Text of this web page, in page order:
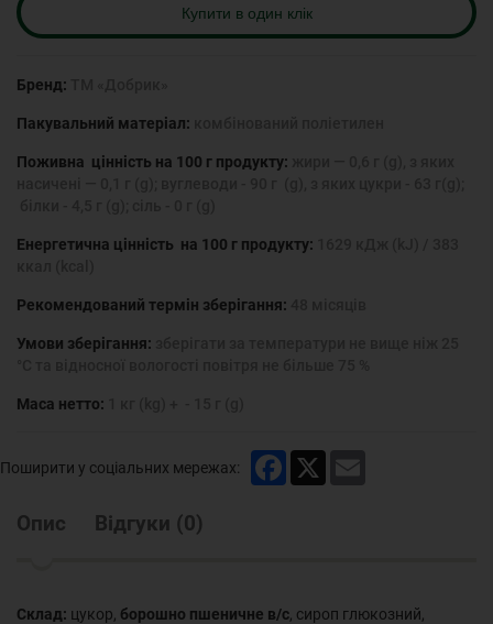
Купити в один клік
Бренд:
Пакувальний матеріал:
Поживна цінність на 100 г продукту:
Енергетична цінність на 100 г продукту:
Рекомендований термін зберігання:
Умови зберігання:
Маса нетто:
Поширити у соціальних мережах: Facebook
Опис Відгуки (0)
Склад: цукор, борошно пшеничне в/с , сироп глюкозний,